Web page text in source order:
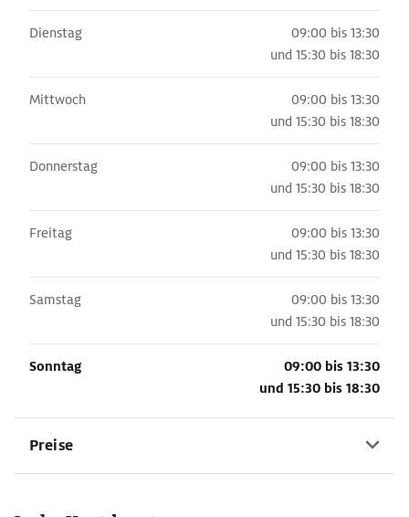
Dienstag
09:00 bis 13:30
und 15:30 bis 18:30
Mittwoch
09:00 bis 13:30
und 15:30 bis 18:30
Donnerstag
09:00 bis 13:30
und 15:30 bis 18:30
Freitag
09:00 bis 13:30
und 15:30 bis 18:30
Samstag
09:00 bis 13:30
und 15:30 bis 18:30
Sonntag
09:00 bis 13:30
und 15:30 bis 18:30
Preise